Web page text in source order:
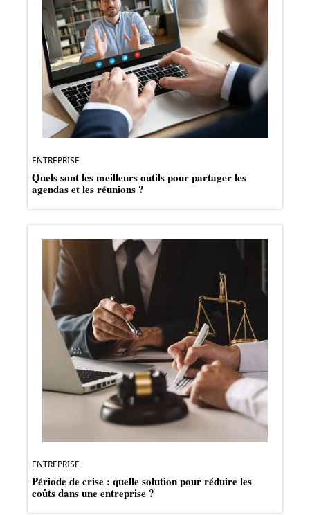
ENTREPRISE
Quels sont les meilleurs outils pour partager les
agendas et les réunions ?
ENTREPRISE
Période de crise : quelle solution pour réduire les
coûts dans une entreprise ?